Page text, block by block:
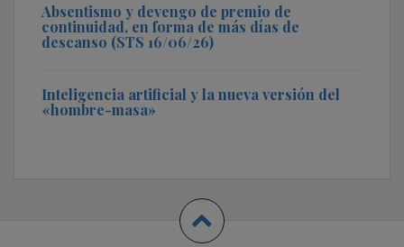
Absentismo y devengo de premio de
continuidad, en forma de más días de
descanso (STS 16/06/26)
Inteligencia artificial y la nueva versión del
«hombre-masa»